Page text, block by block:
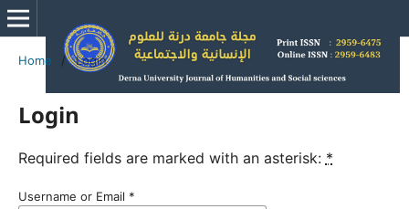
Home / Login
Login
Required fields are marked with an asterisk: *
Username or Email *